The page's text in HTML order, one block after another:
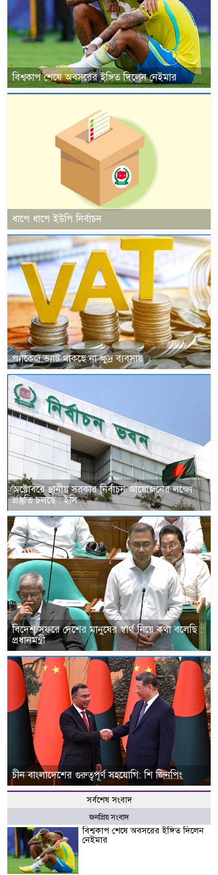
বিশ্বকাপ শেষে অবসরের ইঙ্গিত দিলেন নেইমার
ধাপে ধাপে ইউপি নির্বাচন
প্যাকেজ ভ্যাট থাকছে না ক্ষুদ্র ব্যবসায়
অক্টোবরে স্থানীয় সরকার নির্বাচন আয়োজনের লক্ষ্যে
প্রস্তুতি চলছে : ইসি
বিদেশ সফরে দেশের মানুষের স্বার্থ নিয়ে কথা বলেছি :
প্রধানমন্ত্রী
চীন বাংলাদেশের গুরুত্বপূর্ণ সহযোগি: শি জিনপিং
সর্বশেষ সংবাদ
জনপ্রিয় সংবাদ
বিশ্বকাপ শেষে অবসরের ইঙ্গিত দিলেন
নেইমার